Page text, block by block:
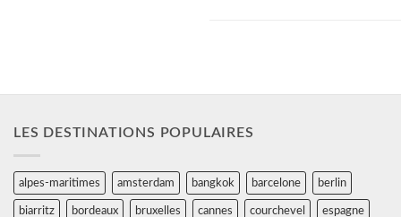
LES DESTINATIONS POPULAIRES
alpes-maritimes amsterdam bangkok barcelone berlin
biarritz bordeaux bruxelles cannes courchevel espagne